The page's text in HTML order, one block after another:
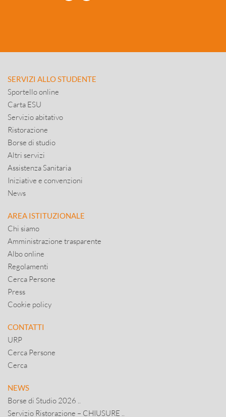
SERVIZI ALLO STUDENTE
Sportello online
Carta ESU
Servizio abitativo
Ristorazione
Borse di studio
Altri servizi
Assistenza Sanitaria
Iniziative e convenzioni
News
AREA ISTITUZIONALE
Chi siamo
Amministrazione trasparente
Albo online
Regolamenti
Cerca Persone
Press
Cookie policy
CONTATTI
URP
Cerca Persone
Cerca
NEWS
Borse di Studio 2026 ..
Servizio Ristorazione – CHIUSURE ..